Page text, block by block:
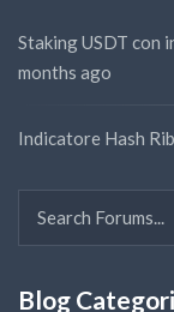
Staking USDT con
months ago
Indicatore Hash
Blog